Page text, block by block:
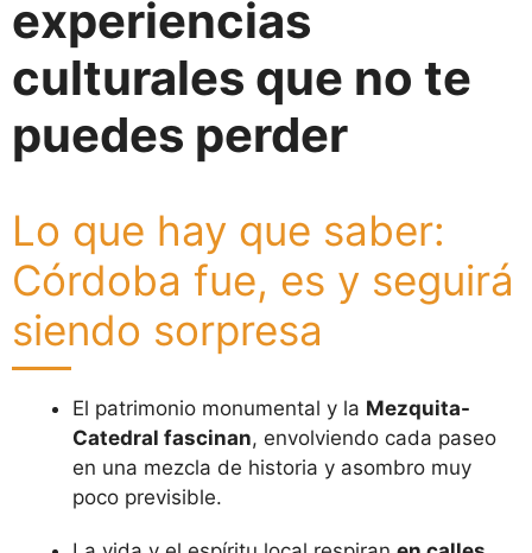
experiencias
culturales que no te
puedes perder
Lo que hay que saber:
Córdoba fue, es y seguirá
siendo sorpresa
El patrimonio monumental y la Mezquita-
Catedral fascinan, envolviendo cada paseo
en una mezcla de historia y asombro muy
poco previsible.